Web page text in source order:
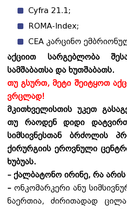
Cyfra 21.1;
ROMA-Index;
CEA კარცინო
აქციით სარგებლობა
სამშაბათსა და ხუთშაბათს.
თუ გსურთ, მეტი შეიტყოთ
ვრცლად!
მკითხველისთის უკეთ
თუ რაოდენ დიდი
სიმსივნესთან ბრძოლის
ქირურგიის ეროვნული
ხუბუას.
– ქალბატონო ირინე, რა არის
– ონკომარკერი ანუ
ნაერთია, ძირითადად